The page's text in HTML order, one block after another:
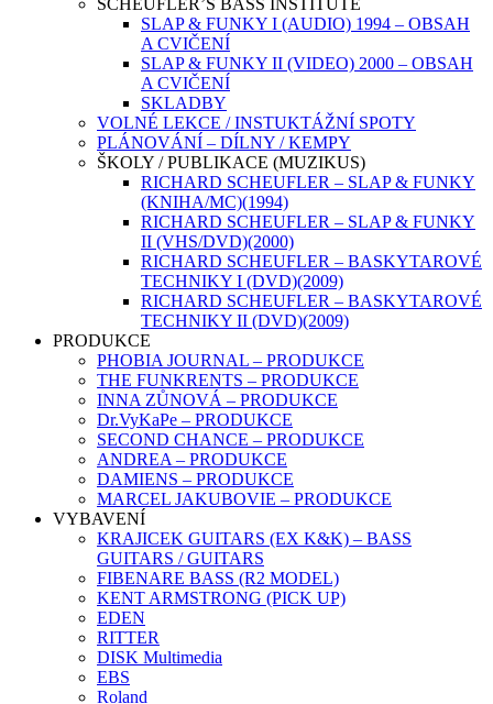
SCHEUFLER’S BASS INSTITUTE
SLAP & FUNKY I (AUDIO) 1994 – OBSAH
A CVIČENÍ
SLAP & FUNKY II (VIDEO) 2000 – OBSAH
A CVIČENÍ
SKLADBY
VOLNÉ LEKCE / INSTUKTÁŽNÍ SPOTY
PLÁNOVÁNÍ – DÍLNY / KEMPY
ŠKOLY / PUBLIKACE (MUZIKUS)
RICHARD SCHEUFLER – SLAP & FUNKY
(KNIHA/MC)(1994)
RICHARD SCHEUFLER – SLAP & FUNKY
II (VHS/DVD)(2000)
RICHARD SCHEUFLER – BASKYTAROVÉ
TECHNIKY I (DVD)(2009)
RICHARD SCHEUFLER – BASKYTAROVÉ
TECHNIKY II (DVD)(2009)
PRODUKCE
PHOBIA JOURNAL – PRODUKCE
THE FUNKRENTS – PRODUKCE
INNA ZŮNOVÁ – PRODUKCE
Dr.VyKaPe – PRODUKCE
SECOND CHANCE – PRODUKCE
ANDREA – PRODUKCE
DAMIENS – PRODUKCE
MARCEL JAKUBOVIE – PRODUKCE
VYBAVENÍ
KRAJICEK GUITARS (EX K&K) – BASS
GUITARS / GUITARS
FIBENARE BASS (R2 MODEL)
KENT ARMSTRONG (PICK UP)
EDEN
RITTER
DISK Multimedia
EBS
Roland